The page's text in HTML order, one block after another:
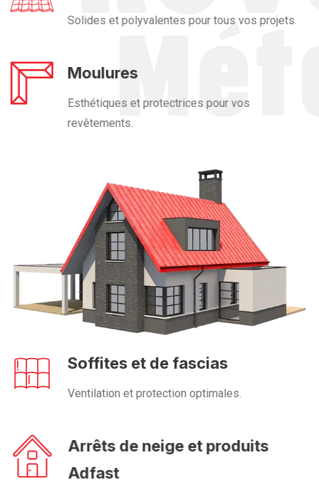
Solides et polyvalentes pour tous vos projets.
Moulures
Esthétiques et protectrices pour vos
revêtements.
Soffites et de fascias
Ventilation et protection optimales.
Arrêts de neige et produits
Adfast